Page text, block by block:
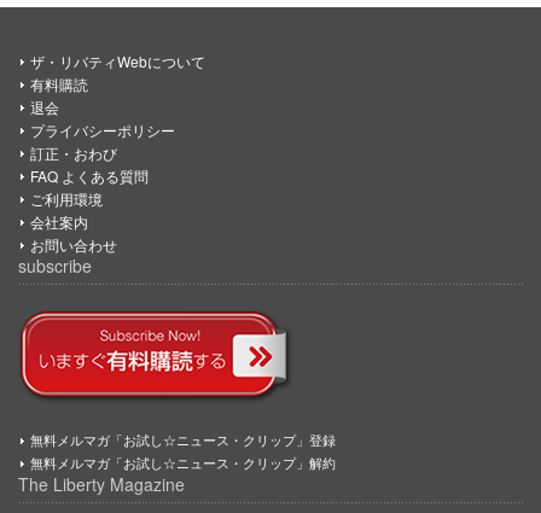
ザ・リバティWebについて
有料購読
退会
プライバシーポリシー
訂正・おわび
FAQ よくある質問
ご利用環境
会社案内
お問い合わせ
subscribe
無料メルマガ「お試し☆ニュース・クリップ」登録
無料メルマガ「お試し☆ニュース・クリップ」解約
The Liberty Magazine